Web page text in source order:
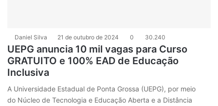
Daniel Silva 21 de outubro de 2024 0 30.240
UEPG anuncia 10 mil vagas para Curso
GRATUITO e 100% EAD de Educação
Inclusiva
A Universidade Estadual de Ponta Grossa (UEPG), por meio
do Núcleo de Tecnologia e Educação Aberta e a Distância